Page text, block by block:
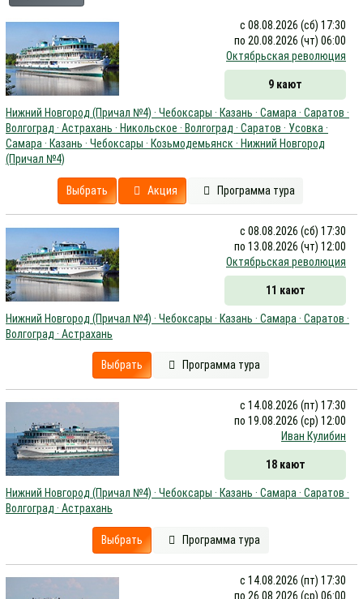
с 08.08.2026 (сб) 17:30
по 20.08.2026 (чт) 06:00
Октябрьская революция
9 кают
Нижний Новгород (Причал №4) · Чебоксары · Казань · Самара · Саратов ·
Волгоград · Астрахань · Никольское · Волгоград · Саратов · Усовка ·
Самара · Казань · Чебоксары · Козьмодемьянск · Нижний Новгород
(Причал №4)
Выбрать Акция Программа тура
с 08.08.2026 (сб) 17:30
по 13.08.2026 (чт) 12:00
Октябрьская революция
11 кают
Нижний Новгород (Причал №4) · Чебоксары · Казань · Самара · Саратов ·
Волгоград · Астрахань
Выбрать Программа тура
с 14.08.2026 (пт) 17:30
по 19.08.2026 (ср) 12:00
Иван Кулибин
18 кают
Нижний Новгород (Причал №4) · Чебоксары · Казань · Самара · Саратов ·
Волгоград · Астрахань
Выбрать Программа тура
с 14.08.2026 (пт) 17:30
по 26.08.2026 (ср) 06:00